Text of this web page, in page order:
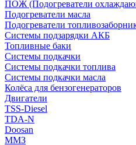
ПОЖ (Подогреватели
Подогреватели масла
Подогреватели
Системы подзарядки АКБ
Топливные баки
Системы подкачки
Системы подкачки топлива
Системы подкачки масла
Колёса для бензогенераторов
Двигатели
TSS-Diesel
TDA-N
Doosan
ММЗ